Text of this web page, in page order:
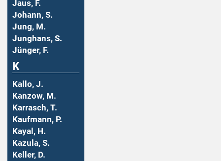
Jaus, F.
Johann, S.
Jung, M.
Junghans, S.
Jünger, F.
K
Kallo, J.
Kanzow, M.
Karrasch, T.
Kaufmann, P.
Kayal, H.
Kazula, S.
Keller, D.